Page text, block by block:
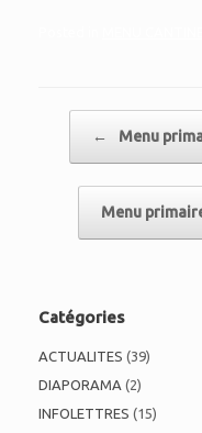
← Menu
Menu
Catégories
ACTUALITES (39)
DIAPORAMA (2)
INFOLETTRES (15)